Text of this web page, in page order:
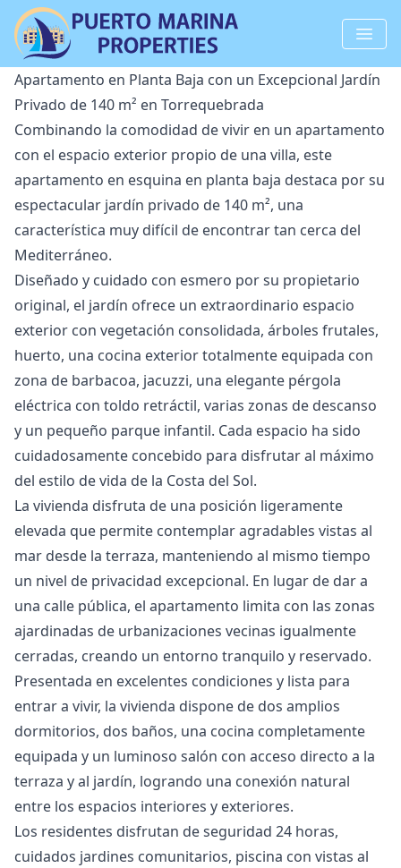
Apartamento en Planta Baja con un Excepcional Jardín
Privado de 140 m² en Torrequebrada
Combinando la comodidad de vivir en un apartamento
con el espacio exterior propio de una villa, este
apartamento en esquina en planta baja destaca por su
espectacular jardín privado de 140 m², una
característica muy difícil de encontrar tan cerca del
Mediterráneo.
Diseñado y cuidado con esmero por su propietario
original, el jardín ofrece un extraordinario espacio
exterior con vegetación consolidada, árboles frutales,
huerto, una cocina exterior totalmente equipada con
zona de barbacoa, jacuzzi, una elegante pérgola
eléctrica con toldo retráctil, varias zonas de descanso
y un pequeño parque infantil. Cada espacio ha sido
cuidadosamente concebido para disfrutar al máximo
del estilo de vida de la Costa del Sol.
La vivienda disfruta de una posición ligeramente
elevada que permite contemplar agradables vistas al
mar desde la terraza, manteniendo al mismo tiempo
un nivel de privacidad excepcional. En lugar de dar a
una calle pública, el apartamento limita con las zonas
ajardinadas de urbanizaciones vecinas igualmente
cerradas, creando un entorno tranquilo y reservado.
Presentada en excelentes condiciones y lista para
entrar a vivir, la vivienda dispone de dos amplios
dormitorios, dos baños, una cocina completamente
equipada y un luminoso salón con acceso directo a la
terraza y al jardín, logrando una conexión natural
entre los espacios interiores y exteriores.
Los residentes disfrutan de seguridad 24 horas,
cuidados jardines comunitarios, piscina con vistas al